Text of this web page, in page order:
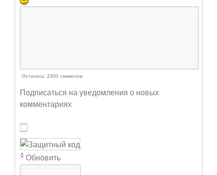
Осталось: 2300 символов
Подписаться на уведомления о новых
комментариях
Обновить